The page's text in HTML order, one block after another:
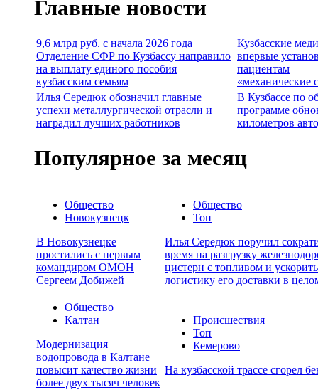
Главные новости
9,6 млрд руб. с начала 2026 года
Отделение СФР по Кузбассу направило
на выплату единого пособия
кузбасским семьям
Кузбасские
впервые
пациентам
«механические
Илья Середюк обозначил главные
успехи металлургической отрасли и
наградил лучших работников
В Кузбассе по
программе
километров
Популярное за месяц
Общество
Новокузнецк
В Новокузнецке
простились с первым
командиром ОМОН
Сергеем Добижей
Общество
Топ
Илья Середюк поручил
время на разгрузку
цистерн с топливом и ускорить
логистику его доставки в
Общество
Калтан
Модернизация
водопровода в Калтане
повысит качество жизни
более двух тысяч человек
Происшествия
Топ
Кемерово
На кузбасской трассе сгорел